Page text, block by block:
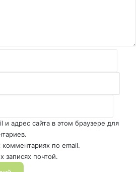
адрес сайта в этом браузере для
по email.
записях почтой.